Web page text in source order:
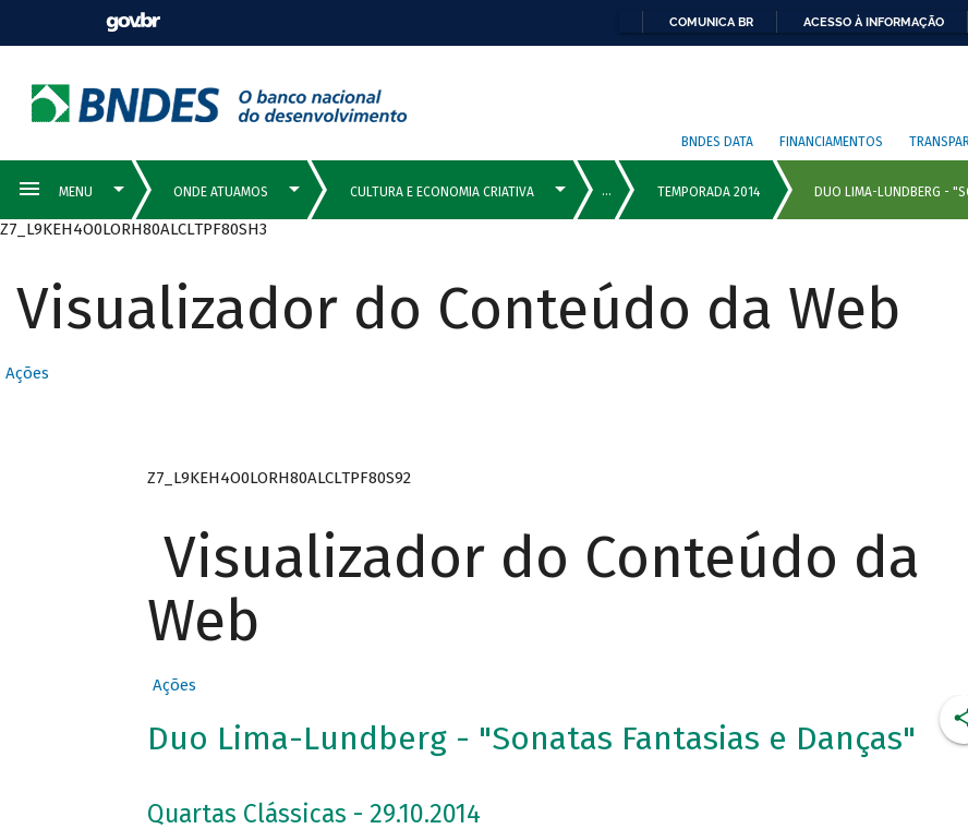
COMUNICA BR ACESSO À INFORMAÇÃO
BNDES DATA FINANCIAMENTOS
Z7_L9KEH4O0LORH80ALCLTPF80SH3
Visualizador do Conteúdo da Web
Ações
Z7_L9KEH4O0LORH80ALCLTPF80S92
Visualizador do Conteúdo da
Web
Ações
Duo Lima-Lundberg - "Sonatas Fantasias e Danças"
Quartas Clássicas - 29.10.2014